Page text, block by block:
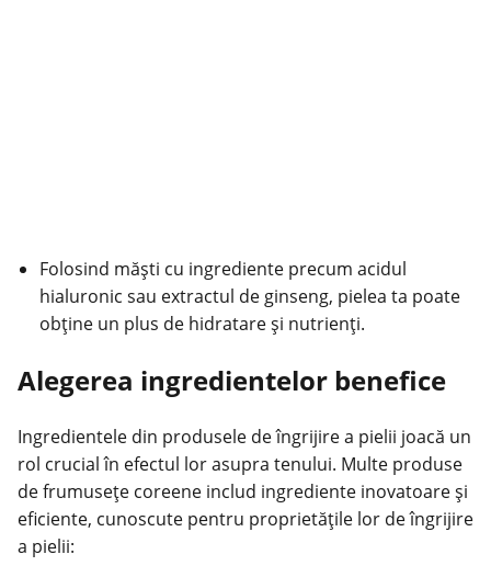
Folosind măști cu ingrediente precum acidul
hialuronic sau extractul de ginseng, pielea ta poate
obține un plus de hidratare și nutrienți.
Alegerea ingredientelor benefice
Ingredientele din produsele de îngrijire a pielii joacă un
rol crucial în efectul lor asupra tenului. Multe produse
defrumusețe coreene includ ingrediente inovatoare și
eficiente, cunoscute pentru proprietățile lor de îngrijire
a pielii: